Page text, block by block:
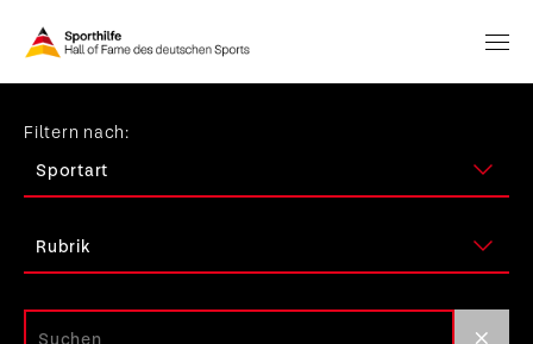
Filtern nach: